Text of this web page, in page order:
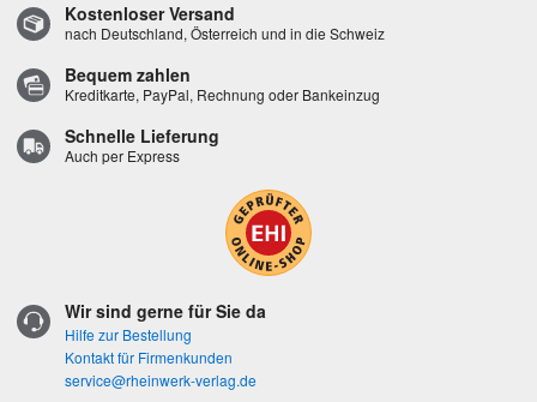
Kostenloser Versand
nach Deutschland, Österreich und in die Schweiz
Bequem zahlen
Kreditkarte, PayPal, Rechnung oder Bankeinzug
Schnelle Lieferung
Auch per Express
Wir sind gerne für Sie da
Hilfe zur Bestellung
Kontakt für Firmenkunden
service@rheinwerk-verlag.de